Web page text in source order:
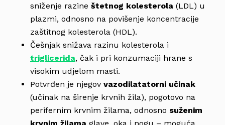
sniženje razine štetnog kolesterola (LDL) u
plazmi, odnosno na povišenje koncentracije
zaštitnog kolesterola (HDL).
Češnjak snižava razinu kolesterola i
triglicerida, čak i pri konzumaciji hrane s
visokim udjelom masti.
Potvrđen je njegov vazodilatatorni učinak
(učinak na širenje krvnih žila), pogotovo na
perifernim krvnim žilama, odnosno suženim
krvnim žilama glave, oka i nogu – moguća